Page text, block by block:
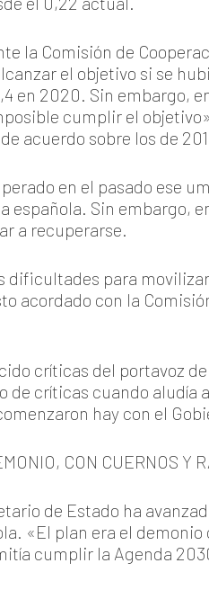
la Comisión de
el objetivo si se
en 2020. Sin embargo,
cumplir el
acuerdo sobre los de
en el pasado ese
española. Sin embargo,
a recuperarse.
dificultades para
acordado con la
críticas del portavoz
de críticas cuando
hay con el
CON CUERNOS Y
de Estado ha
«El plan era el
cumplir la Agenda